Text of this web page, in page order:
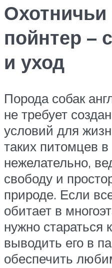
Охотничьи
пойнтер –
и уход
Порода собак
не требует
условий для
таких питомцев в
нежелательно,
свободу и
природе. Если
обитает в
нужно
выводить его в
обеспечить